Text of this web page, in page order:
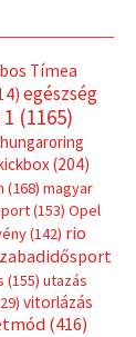
Tímea
egészség
(1165)
hungaroring
(204)
(168) magyar
(153) Opel
(142) rio
(155) utazás
vitorlázás
(416)